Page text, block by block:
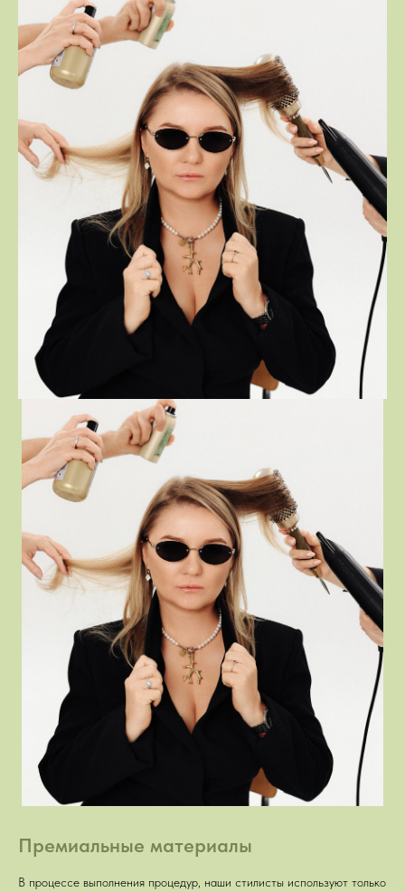
Премиальные материалы
В процессе выполнения процедур, наши стилисты используют только